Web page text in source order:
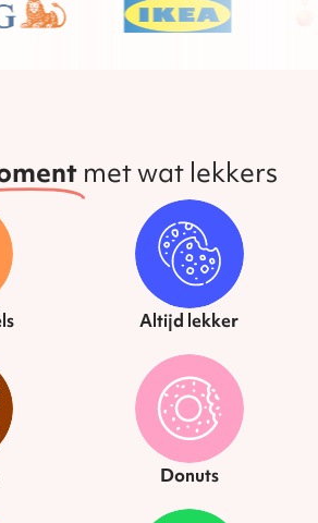
met wat lekkers
Altijd lekker
Donuts